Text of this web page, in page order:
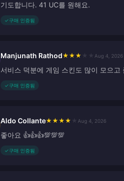
기도합니다. 41 UC를 원해요.
✓구매 인증됨
Manjunath Rathod★ ★ ★ Aug 4, 2026
서비스 덕분에 게임 스킨도 많이 모으
✓구매 인증됨
Aldo Collante★ ★ ★ ★ Aug 4, 2026
좋아요 👍👍👍💯💯💯
✓구매 인증됨